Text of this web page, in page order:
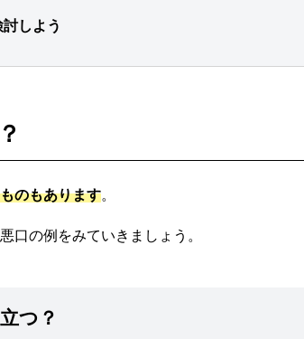
しよう
のもあります。
口の例をみていきましょう。
つ？